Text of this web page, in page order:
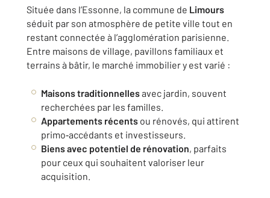
Située dans l’Essonne, la commune de Limours
séduit par son atmosphère de petite ville tout en
restant connectée à l’agglomération parisienne.
Entre maisons de village, pavillons familiaux et
terrains à bâtir, le marché immobilier y est varié :
Maisons traditionnellesavec jardin, souvent
recherchées par les familles.
Appartements récents ou rénovés, qui attirent
primo‑accédants et investisseurs.
Biens avec potentiel de rénovation, parfaits
pour ceux qui souhaitent valoriser leur
acquisition.